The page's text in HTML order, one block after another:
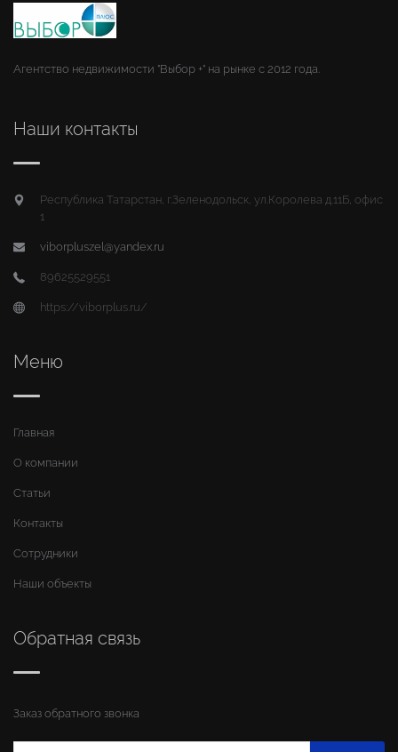
Агентство недвижимости "Выбор +" на рынке с 2012 года.
Наши контакты
Республика Татарстан, г.Зеленодольск, ул.Королева д.11Б, офис
1
viborpluszel@yandex.ru
89625529551
https://viborplus.ru/
Меню
Главная
О компании
Статьи
Контакты
Сотрудники
Наши объекты
Обратная связь
Заказ обратного звонка